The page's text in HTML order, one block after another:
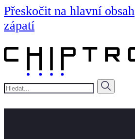
Přeskočit na hlavní obsah
zápatí
Hledat